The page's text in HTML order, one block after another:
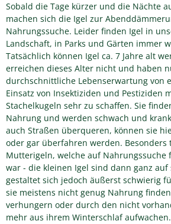
Sobald die Tage kürzer und die Nächte
machen sich die Igel zur
Nahrungssuche. Leider finden Igel in
Landschaft, in Parks und Gärten immer
Tatsächlich können Igel ca. 7 Jahre alt
erreichen dieses Alter nicht und haben
durchschnittliche Lebenserwartung von
Einsatz von Insektiziden und Pestiziden
Stachelkugeln sehr zu schaffen. Sie
Nahrung und werden schwach und
auch Straßen überqueren, können sie
oder gar überfahren werden. Besonders
Mutterigeln, welche auf Nahrungssuche
war - die kleinen Igel sind dann ganz auf
gestaltet sich jedoch äußerst schwierig
sie meistens nicht genug Nahrung
verhungern oder durch den nicht
mehr aus ihrem Winterschlaf aufwachen.